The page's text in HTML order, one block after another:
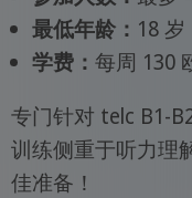
最低年龄： 18 岁
学费： 每周 130
专门针对 telc B1-
训练侧重于听力理
佳准备！